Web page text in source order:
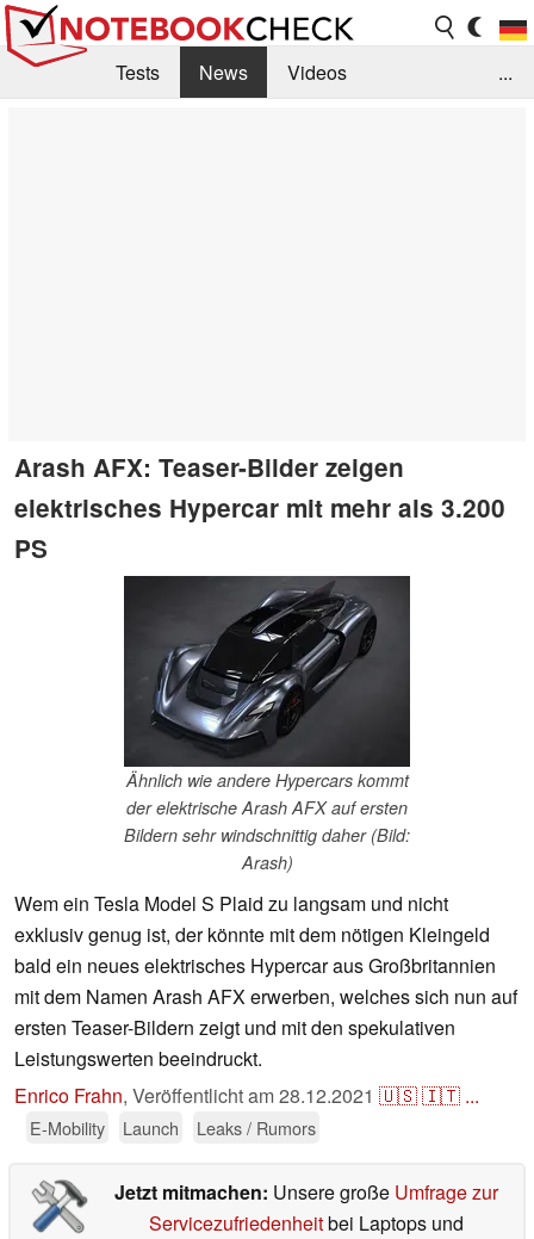
Tests News
Videos
...
Arash AFX: Teaser-Bilder zeigen
elektrisches Hypercar mit mehr als 3.200
PS
Ähnlich wie andere Hypercars kommt
der elektrische Arash AFX auf ersten
Bildern sehr windschnittig daher (Bild:
Arash)
Wem ein Tesla Model S Plaid zu langsam und nicht
exklusiv genug ist, der könnte mit dem nötigen Kleingeld
bald ein neues elektrisches Hypercar aus Großbritannien
mit dem Namen Arash AFX erwerben, welches sich nun auf
ersten Teaser-Bildern zeigt und mit den spekulativen
Leistungswerten beeindruckt.
Enrico Frahn, Veröffentlicht am28.12.2021 🇺🇸🇮🇹 ...
E-Mobility Launch Leaks / Rumors
Jetzt mitmachen: Unsere große Umfrage zur
Servicezufriedenheitbei Laptops und